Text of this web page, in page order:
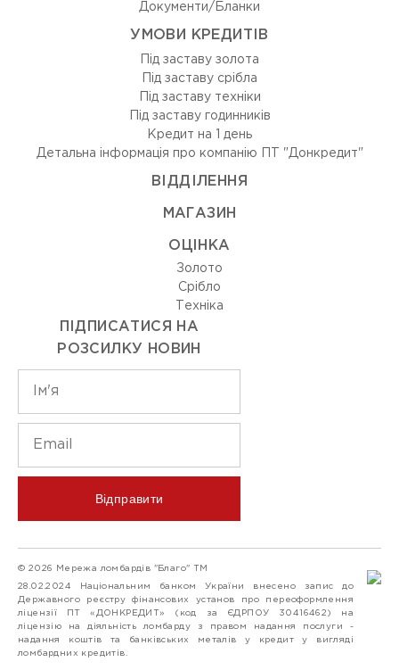
Документи/Бланки
УМОВИ КРЕДИТІВ
Під заставу золота
Під заставу срібла
Під заставу техніки
Під заставу годинників
Кредит на 1 день
Детальна інформація про компанію ПТ "Донкредит"
ВIДДIЛЕННЯ
МАГАЗИН
ОЦIНКА
Золото
Срiбло
Технiка
ПІДПИСАТИСЯ НА
РОЗСИЛКУ НОВИН
Відправити
© 2026 Мережа ломбардів "Благо" ТМ
28.02.2024 Національним банком України внесено запис до
Державного реєстру фінансових установ про переоформлення
ліцензії ПТ «ДОНКРЕДИТ» (код за ЄДРПОУ 30416462) на
ліцензію на діяльність ломбарду з правом надання послуги -
надання коштів та банківських металів у кредит у вигляді
ломбардних кредитів.